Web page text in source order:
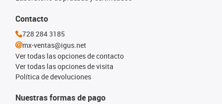
Nuestras formas de pago
Contacto
728 284 3185
mx-ventas@igus.net
Ver todas las opciones de contacto
Ver todas las opciones de visita
Política de devoluciones